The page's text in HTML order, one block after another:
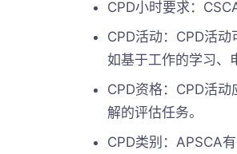
CPD小时要求：
CPD活动：CPD活动
如基于工作的学习、
CPD资格：CPD活
解的评估任务。
CPD类别：APSCA